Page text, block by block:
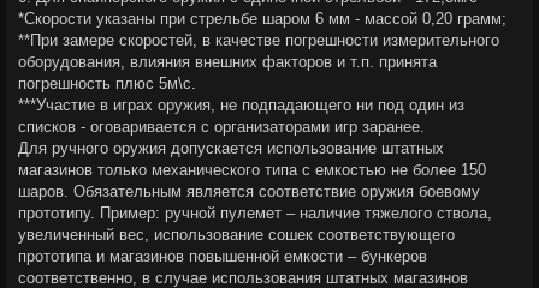
*Скорости указаны при стрельбе шаром 6 мм - массой 0,20 грамм;
**При замере скоростей, в качестве погрешности измерительного
оборудования, влияния внешних факторов и т.п. принята
погрешность плюс 5м\с.
***Участие в играх оружия, не подпадающего ни под один из
списков - оговаривается с организаторами игр заранее.
Для ручного оружия допускается использование штатных
магазинов только механического типа с емкостью не более 150
шаров. Обязательным является соответствие оружия боевому
прототипу. Пример: ручной пулемет – наличие тяжелого ствола,
увеличенный вес, использование сошек соответствующего
прототипа и магазинов повышенной емкости – бункеров
соответственно, в случае использования штатных магазинов